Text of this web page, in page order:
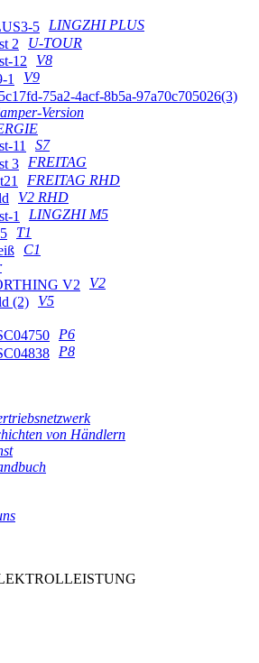
LINGZHI PLUS
U-TOUR
V8
V9
Version
S7
FREITAG
FREITAG RHD
V2 RHD
LINGZHI M5
T1
C1
V2
V5
P6
P8
von Händlern